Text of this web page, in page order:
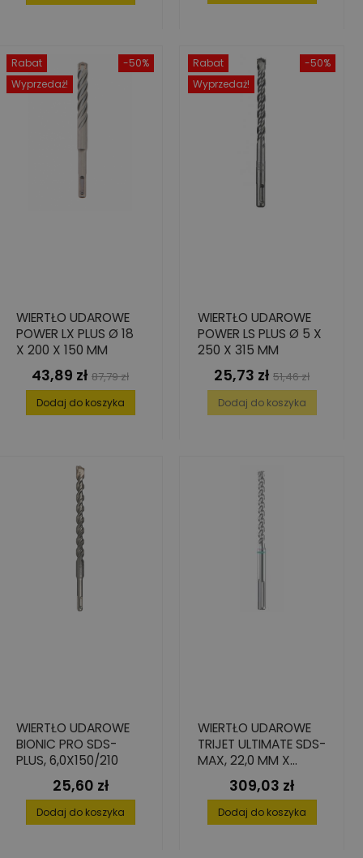
-50%
Rabat
Wyprzedaż!
WIERTŁO UDAROWE
POWER LX PLUS Ø 18
X 200 X 150 MM
Cena
43,89 zł Cena
podstawowa
87,79 zł
Dodaj do koszyka
-50%
Rabat
Wyprzedaż!
WIERTŁO UDAROWE
POWER LS PLUS Ø 5 X
250 X 315 MM
Cena
25,73 zł Cena
podstawowa
51,46 zł
Dodaj do koszyka
WIERTŁO UDAROWE
BIONIC PRO SDS-
PLUS, 6,0X150/210
Cena
25,60 zł
Dodaj do koszyka
WIERTŁO UDAROWE
TRIJET ULTIMATE SDS-
MAX, 22,0 MM X
200/320 MM
Cena
309,03 zł
Dodaj do koszyka